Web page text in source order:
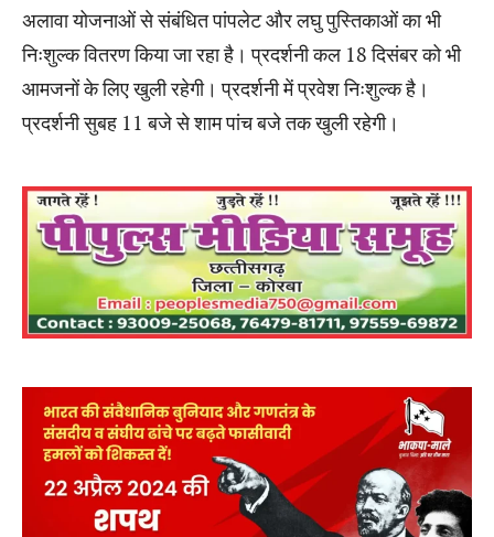
अलावा योजनाओं से संबंधित पांपलेट और लघु पुस्तिकाओं का भी
निःशुल्क वितरण किया जा रहा है। प्रदर्शनी कल 18 दिसंबर को भी
आमजनों के लिए खुली रहेगी। प्रदर्शनी में प्रवेश निःशुल्क है।
प्रदर्शनी सुबह 11 बजे से शाम पांच बजे तक खुली रहेगी।